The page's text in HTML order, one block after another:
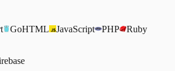
GoHTML JavaScript PHP Ruby